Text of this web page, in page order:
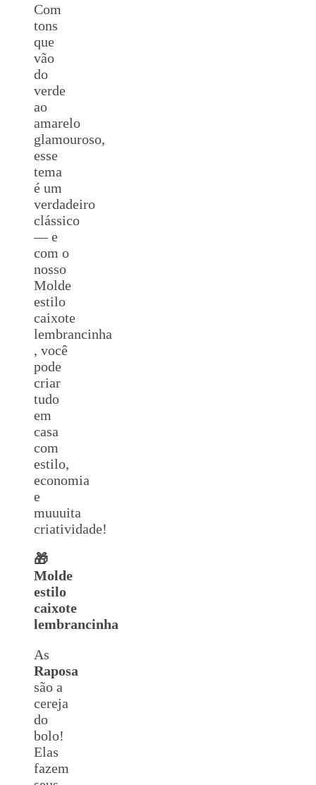
Com
tons
que
vão
do
verde
ao
amarelo
glamouroso,
esse
tema
é um
verdadeiro
clássico
— e
com o
nosso
Molde
estilo
caixote
lembrancinha
, você
pode
criar
tudo
em
casa
com
estilo,
economia
e
muuuita
criatividade!
🎁
Molde
estilo
caixote
lembrancinha
As
Raposa
são a
cereja
do
bolo!
Elas
fazem